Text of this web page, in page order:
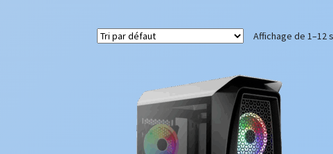
Affichage de 1–12